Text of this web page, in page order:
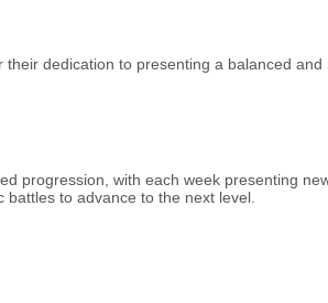
dedication to presenting a balanced and
progression, with each week presenting
to advance to the next level.